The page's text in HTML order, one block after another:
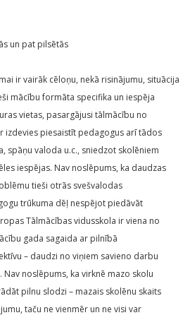
un pat pilsētās
ir vairāk cēloņu, nekā risinājumu, situācija
mācību formāta specifika un iespēja
vietas, pasargājusi tālmācību no
izdevies piesaistīt pedagogus arī tādos
spāņu valoda u.c., sniedzot skolēniem
iespējas. Nav noslēpums, ka daudzas
tieši otrās svešvalodas
trūkuma dēļ nespējot piedāvāt
Tālmācības vidusskola ir viena no
gada sagaida ar pilnībā
– daudzi no viņiem savieno darbu
noslēpums, ka virknē mazo skolu
pilnu slodzi – mazais skolēnu skaits
taču ne vienmēr un ne visi var